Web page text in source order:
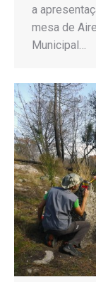
a
mesa de
Municipal…